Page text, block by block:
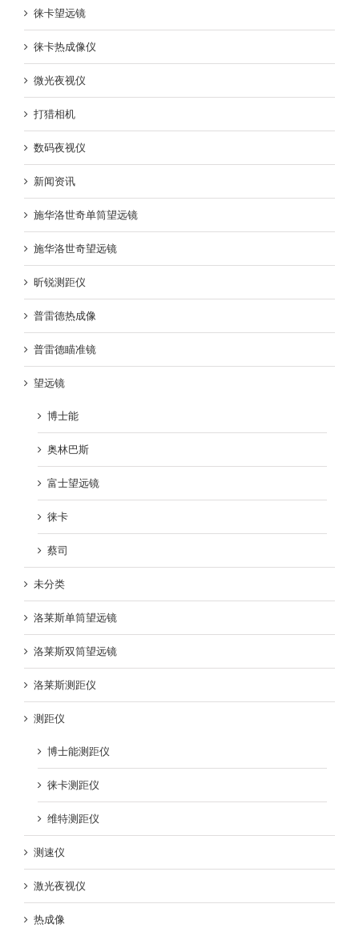
徕卡望远镜
徕卡热成像仪
微光夜视仪
打猎相机
数码夜视仪
新闻资讯
施华洛世奇单筒望远镜
施华洛世奇望远镜
昕锐测距仪
普雷德热成像
普雷德瞄准镜
望远镜
博士能
奥林巴斯
富士望远镜
徕卡
蔡司
未分类
洛莱斯单筒望远镜
洛莱斯双筒望远镜
洛莱斯测距仪
测距仪
博士能测距仪
徕卡测距仪
维特测距仪
测速仪
激光夜视仪
热成像